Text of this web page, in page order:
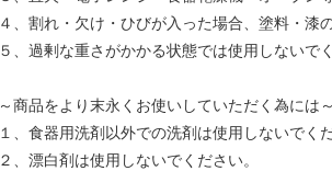
４、割れ・欠け・ひびが入った場合、塗料・漆
５、過剰な重さがかかる状態では使用しないで
～商品をより末永くお使いしていただく為には～
１、食器用洗剤以外での洗剤は使用しないでく
２、漂白剤は使用しないでください。